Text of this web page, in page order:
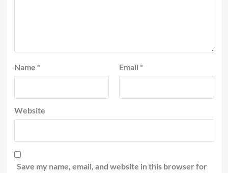
Name * Email *
Website
Save my name, email, and website in this browser for